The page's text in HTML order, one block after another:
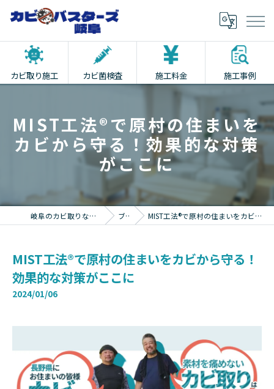
カビ取り施工 カビ菌検査 施工料金 施工事例
MIST工法®で原村の住まいを
カビから守る！効果的な対策
がここに
岐阜のカビ取りならカビバスターズ岐阜 ブログ MIST工法®で原村の住まいをカビから守る！効果的な対策がここに
MIST工法®で原村の住まいをカビから守る！
効果的な対策がここに
2024/01/06